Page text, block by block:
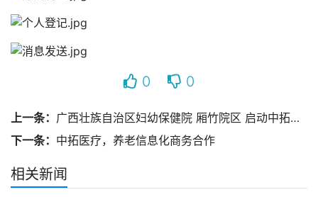
0 0
上一条： 广西壮族自治区妇幼保健院 厢竹院区 启动中拓医废追溯平台
下一条： 中拓医疗，养老信息化商务合作
相关新闻